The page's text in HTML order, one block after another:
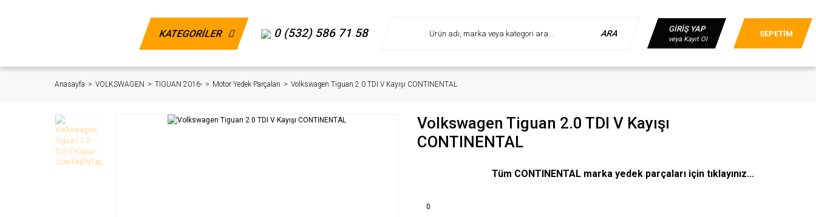
KATEGORİLER 0 (532) 586 71 58 ARA GİRİŞ YAP
veya Kayıt Ol
SEPETİM
Anasayfa VOLKSWAGEN TIGUAN 2016- Motor Yedek Parçaları Volkswagen Tiguan 2.0 TDI V Kayışı CONTINENTAL
Volkswagen Tiguan 2.0 TDI V Kayışı
CONTINENTAL
Tüm CONTINENTAL marka yedek parçaları için tıklayınız...
0